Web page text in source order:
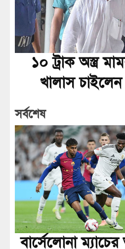
১০ ট্রাক অস্ত্র
খালাস
সর্বশেষ
বার্সেলোনা